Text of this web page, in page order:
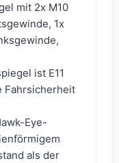
mit 2x M10
1x
ist E11
Fahrsicherheit
Eye-
als der